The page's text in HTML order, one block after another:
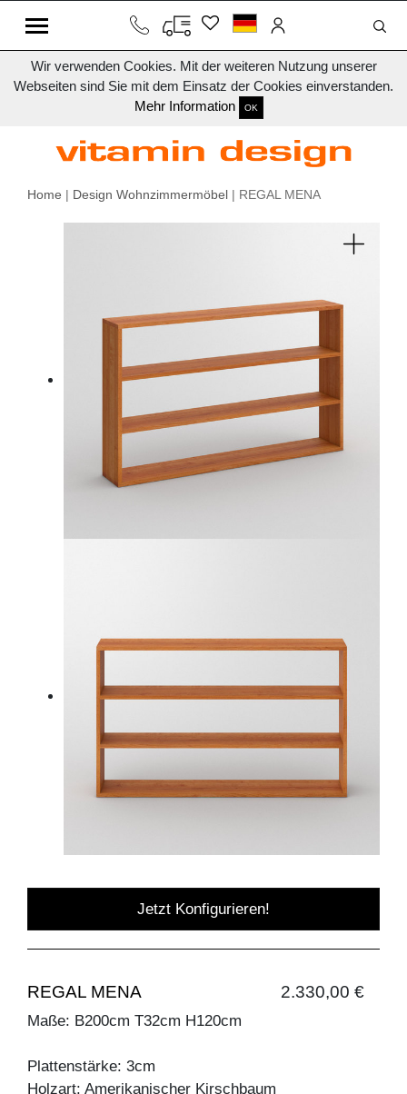
Wir verwenden Cookies. Mit der weiteren Nutzung unserer
Webseiten sind Sie mit dem Einsatz der Cookies einverstanden.
Mehr Information
OK
Home | Design Wohnzimmermöbel | REGAL MENA
Jetzt Konfigurieren!
REGAL MENA 2.330,00 €
Maße: B200cm T32cm H120cm
Plattenstärke: 3cm
Holzart: Amerikanischer Kirschbaum